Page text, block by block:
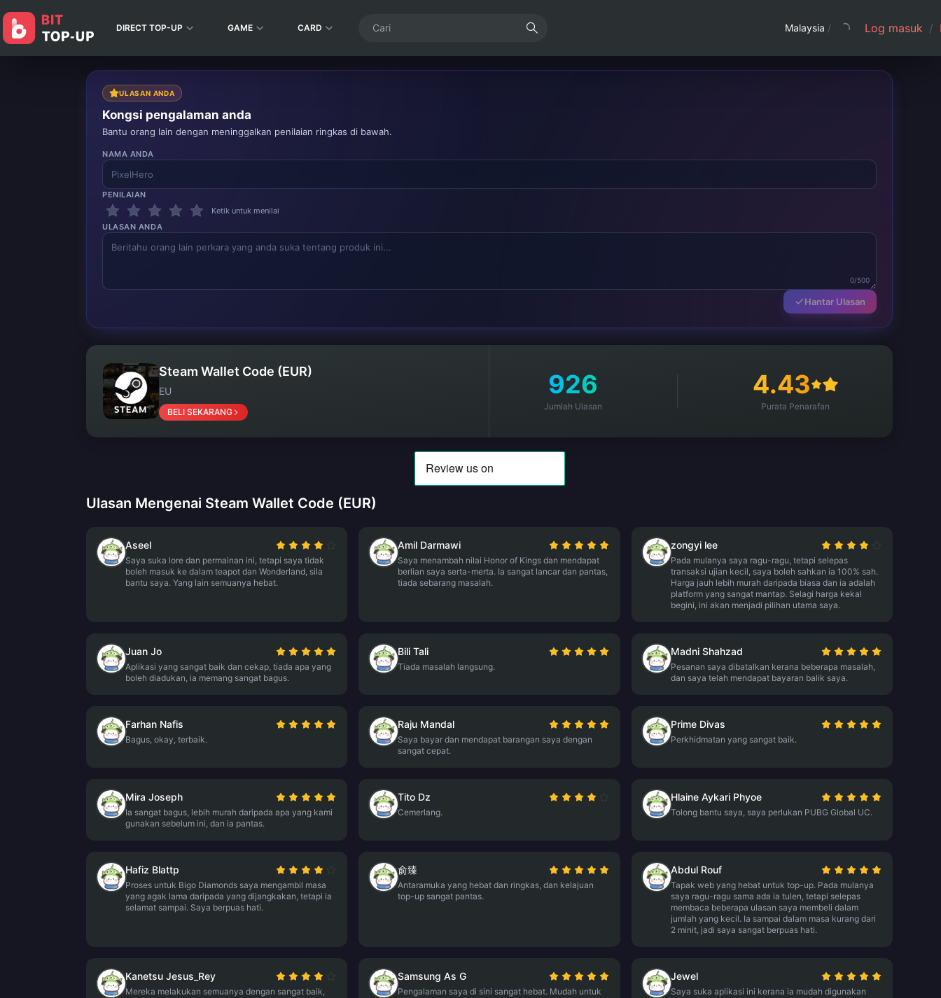
DIRECT TOP-UP GAME CARD Malaysia / Log masuk /
ULASAN ANDA
Kongsi pengalaman anda
Bantu orang lain dengan meninggalkan penilaian ringkas di bawah.
NAMA ANDA
PENILAIAN
Ketik untuk menilai
ULASAN ANDA
0/500
Hantar Ulasan
Steam Wallet Code (EUR)
EU
BELI SEKARANG
926
Jumlah Ulasan
4.43
Purata Penarafan
Ulasan Mengenai Steam Wallet Code (EUR)
Aseel
Saya suka lore dan permainan ini, tetapi saya tidak
boleh masuk ke dalam teapot dan Wonderland, sila
bantu saya. Yang lain semuanya hebat.
Amil Darmawi
Saya menambah nilai Honor of Kings dan mendapat
berlian saya serta-merta. Ia sangat lancar dan pantas,
tiada sebarang masalah.
zongyi lee
Pada mulanya saya ragu-ragu, tetapi selepas
transaksi ujian kecil, saya boleh sahkan ia 100% sah.
Harga jauh lebih murah daripada biasa dan ia adalah
platform yang sangat mantap. Selagi harga kekal
begini, ini akan menjadi pilihan utama saya.
Juan Jo
Aplikasi yang sangat baik dan cekap, tiada apa yang
boleh diadukan, ia memang sangat bagus.
Bili Tali
Tiada masalah langsung.
Madni Shahzad
Pesanan saya dibatalkan kerana beberapa masalah,
dan saya telah mendapat bayaran balik saya.
Farhan Nafis
Bagus, okay, terbaik.
Raju Mandal
Saya bayar dan mendapat barangan saya dengan
sangat cepat.
Prime Divas
Perkhidmatan yang sangat baik.
Mira Joseph
Ia sangat bagus, lebih murah daripada apa yang kami
gunakan sebelum ini, dan ia pantas.
Tito Dz
Cemerlang.
Hlaine Aykari Phyoe
Tolong bantu saya, saya perlukan PUBG Global UC.
Hafiz Blattp
Proses untuk Bigo Diamonds saya mengambil masa
yang agak lama daripada yang dijangkakan, tetapi ia
selamat sampai. Saya berpuas hati.
俞臻
Antaramuka yang hebat dan ringkas, dan kelajuan
top-up sangat pantas.
Abdul Rouf
Tapak web yang hebat untuk top-up. Pada mulanya
saya ragu-ragu sama ada ia tulen, tetapi selepas
membaca beberapa ulasan saya membeli dalam
jumlah yang kecil. Ia sampai dalam masa kurang dari
2 minit, jadi saya sangat berpuas hati.
Kanetsu Jesus_Rey
Mereka melakukan semuanya dengan sangat baik,
Samsung As G
Pengalaman saya di sini sangat hebat. Mudah untuk
Jewel
Saya suka aplikasi ini kerana ia mudah digunakan